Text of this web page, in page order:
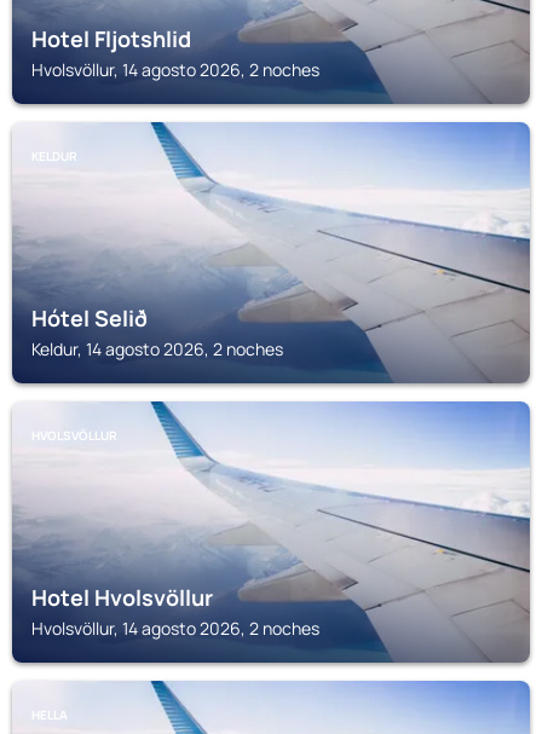
Hotel Fljotshlid
Hvolsvöllur, 14 agosto 2026, 2 noches
KELDUR
Hótel Selið
Keldur, 14 agosto 2026, 2 noches
HVOLSVÖLLUR
Hotel Hvolsvöllur
Hvolsvöllur, 14 agosto 2026, 2 noches
HELLA